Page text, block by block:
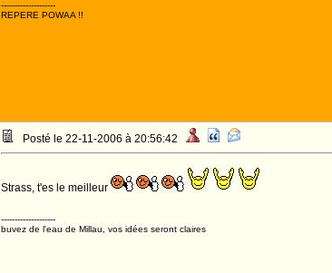
--------------------
REPERE POWAA !!
Posté le 22-11-2006 à 20:56:42
Strass, t'es le meilleur
--------------------
buvez de l'eau de Millau, vos idées seront claires